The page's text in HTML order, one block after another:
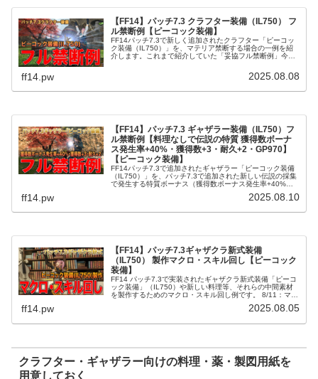
【FF14】パッチ7.3 クラフター装備（IL750） フ
ル禁断例【ピーコック装備】
FF14パッチ7.3で新しく追加されたクラフター「ピーコッ
ク装備（IL750）」を、マテリア禁断する場合の一例を紹
介します。これまで紹介していた「妥協フル禁断例」今回
ff14.pw 2025.08.08
【FF14】パッチ7.3 ギャザラー装備（IL750）フ
ル禁断例【料理なしで伝説の特質 獲得数ボーナ
ス発生率+40%・獲得数+3・耐久+2・GP970】
【ピーコック装備】
FF14パッチ7.3で追加されたギャザラー「ピーコック装備
（IL750）」を、パッチ7.3で追加された新しい伝説の採集
で発生する特質ボーナス（獲得数ボーナス発生率+40%・
ff14.pw 2025.08.10
【FF14】パッチ7.3ギャザクラ新式装備
（IL750） 製作マクロ・スキル回し【ピーコック
装備】
FF14 パッチ7.3で実装されたギャザクラ新式装備「ピーコ
ック装備」（IL750）や新しい料理等、それらの中間素材
を製作するためのマクロ・スキル回し例です。 8/11：マイ
ff14.pw 2025.08.05
クラフター・ギャザラー向けの料理・薬・製図用紙を
用意しておく